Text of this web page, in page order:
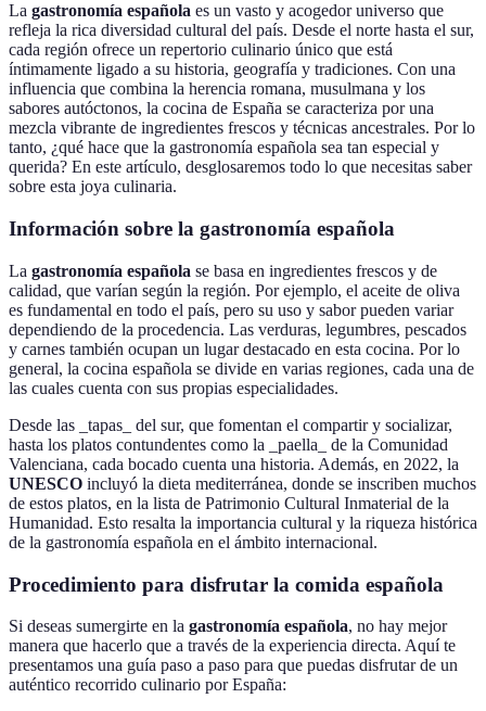
La gastronomía española es un vasto y acogedor universo que
refleja la rica diversidad cultural del país. Desde el norte hasta el sur,
cada región ofrece un repertorio culinario único que está
íntimamente ligado a su historia, geografía y tradiciones. Con una
influencia que combina la herencia romana, musulmana y los
sabores autóctonos, la cocina de España se caracteriza por una
mezcla vibrante de ingredientes frescos y técnicas ancestrales. Por lo
tanto, ¿qué hace que la gastronomía española sea tan especial y
querida? En este artículo, desglosaremos todo lo que necesitas saber
sobre esta joya culinaria.
Información sobre la gastronomía española
La gastronomía española se basa en ingredientes frescos y de
calidad, que varían según la región. Por ejemplo, el aceite de oliva
es fundamental en todo el país, pero su uso y sabor pueden variar
dependiendo de la procedencia. Las verduras, legumbres, pescados
y carnes también ocupan un lugar destacado en esta cocina. Por lo
general, la cocina española se divide en varias regiones, cada una de
las cuales cuenta con sus propias especialidades.
Desde las _tapas_ del sur, que fomentan el compartir y socializar,
hasta los platos contundentes como la _paella_ de la Comunidad
Valenciana, cada bocado cuenta una historia. Además, en 2022, la
UNESCO incluyó la dieta mediterránea, donde se inscriben muchos
de estos platos, en la lista de Patrimonio Cultural Inmaterial de la
Humanidad. Esto resalta la importancia cultural y la riqueza histórica
de la gastronomía española en el ámbito internacional.
Procedimiento para disfrutar la comida española
Si deseas sumergirte en la gastronomía española, no hay mejor
manera que hacerlo que a través de la experiencia directa. Aquí te
presentamos una guía paso a paso para que puedas disfrutar de un
auténtico recorrido culinario por España: